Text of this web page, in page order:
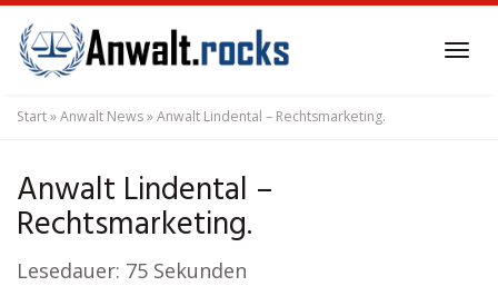
to
main
content
Start»Anwalt News»Anwalt Lindental – Rechtsmarketing.
Anwalt Lindental –
Rechtsmarketing.
Lesedauer: 75 Sekunden